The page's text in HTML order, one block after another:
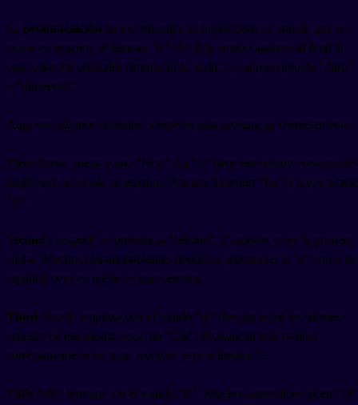
La pronunciación de los ordinales en inglés tiene un sonido que no
existe en español: el famoso "th" /θ/. Este sonido aparece al final de
casi todos los ordinales (fourth, fifth, sixth...) y al principio de "third"
y "thirteenth".
Aquí van algunos consejos concretos para pronunciar correctamente:
First /fɜːrst/: suena como "ferst". La "ir" tiene ese sonido vocálico del
inglés que no existe en español. Practica diciendo "fur" y luego añade
"st".
Second /ˈsekənd/: se pronuncia "sékond". El acento va en la primera
sílaba. Muchos hispanohablantes tienden a pronunciar la "e" como en
español, pero en inglés es más cerrada.
Third /θɜːrd/: empieza con el sonido "th" (lengua entre los dientes)
seguido de esa misma vocal de "first". Pronunciar este ordinal
correctamente es un mini workout para la lengua 💪
Fifth /fɪfθ/: termina con el sonido "th". Muchos aprendices dicen "fif"